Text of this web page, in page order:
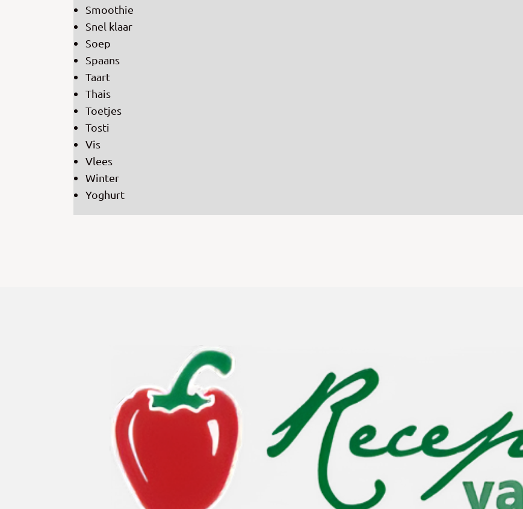
Smoothie
Snel klaar
Soep
Spaans
Taart
Thais
Toetjes
Tosti
Vis
Vlees
Winter
Yoghurt